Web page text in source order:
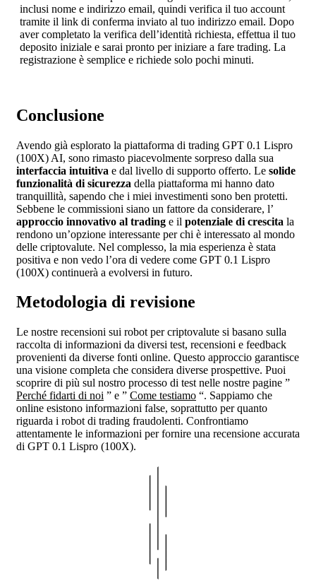
inclusi nome e indirizzo email, quindi verifica il tuo account
tramite il link di conferma inviato al tuo indirizzo email. Dopo
aver completato la verifica dell’identità richiesta, effettua il tuo
deposito iniziale e sarai pronto per iniziare a fare trading. La
registrazione è semplice e richiede solo pochi minuti.
Conclusione
Avendo già esplorato la piattaforma di trading GPT 0.1 Lispro
(100X) AI, sono rimasto piacevolmente sorpreso dalla sua
interfaccia intuitiva e dal livello di supporto offerto. Le solide
funzionalità di sicurezza della piattaforma mi hanno dato
tranquillità, sapendo che i miei investimenti sono ben protetti.
Sebbene le commissioni siano un fattore da considerare, l’
approccio innovativo al trading e il potenziale di crescita la
rendono un’opzione interessante per chi è interessato al mondo
delle criptovalute. Nel complesso, la mia esperienza è stata
positiva e non vedo l’ora di vedere come GPT 0.1 Lispro
(100X) continuerà a evolversi in futuro.
Metodologia di revisione
Le nostre recensioni sui robot per criptovalute si basano sulla
raccolta di informazioni da diversi test, recensioni e feedback
provenienti da diverse fonti online. Questo approccio garantisce
una visione completa che considera diverse prospettive. Puoi
scoprire di più sul nostro processo di test nelle nostre pagine ”
Perché fidarti di noi ” e ” Come testiamo “. Sappiamo che
online esistono informazioni false, soprattutto per quanto
riguarda i robot di trading fraudolenti. Confrontiamo
attentamente le informazioni per fornire una recensione accurata
di GPT 0.1 Lispro (100X).